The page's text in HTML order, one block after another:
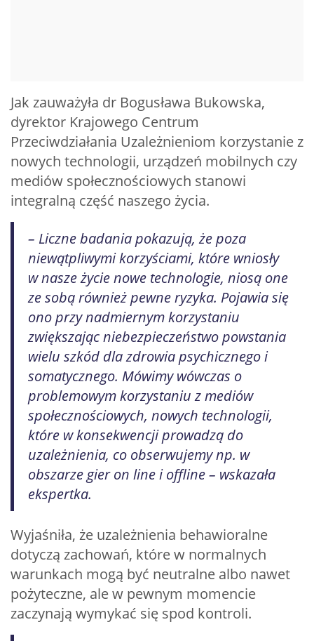
Jak zauważyła dr Bogusława Bukowska,
dyrektor Krajowego Centrum
Przeciwdziałania Uzależnieniom korzystanie z
nowych technologii, urządzeń mobilnych czy
mediów społecznościowych stanowi
integralną część naszego życia.
– Liczne badania pokazują, że poza
niewątpliwymi korzyściami, które wniosły
w nasze życie nowe technologie, niosą one
ze sobą również pewne ryzyka. Pojawia się
ono przy nadmiernym korzystaniu
zwiększając niebezpieczeństwo powstania
wielu szkód dla zdrowia psychicznego i
somatycznego. Mówimy wówczas o
problemowym korzystaniu z mediów
społecznościowych, nowych technologii,
które w konsekwencji prowadzą do
uzależnienia, co obserwujemy np. w
obszarze gier on line i offline – wskazała
ekspertka.
Wyjaśniła, że uzależnienia behawioralne
dotyczą zachowań, które w normalnych
warunkach mogą być neutralne albo nawet
pożyteczne, ale w pewnym momencie
zaczynają wymykać się spod kontroli.